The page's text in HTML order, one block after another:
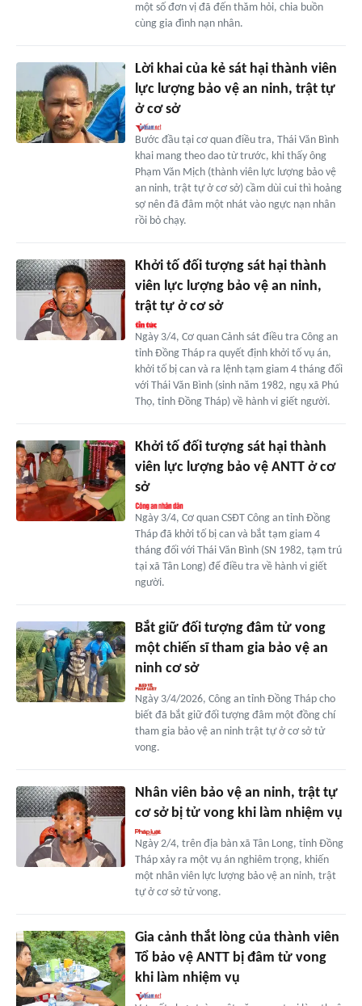
một số đơn vị đã đến thăm hỏi, chia buồn
cùng gia đình nạn nhân.
Lời khai của kẻ sát hại thành viên
lực lượng bảo vệ an ninh, trật tự
ở cơ sở
Bước đầu tại cơ quan điều tra, Thái Văn Bình
khai mang theo dao từ trước, khi thấy ông
Phạm Văn Mịch (thành viên lực lượng bảo vệ
an ninh, trật tự ở cơ sở) cầm dùi cui thì hoảng
sợ nên đã đâm một nhát vào ngực nạn nhân
rồi bỏ chạy.
Khởi tố đối tượng sát hại thành
viên lực lượng bảo vệ an ninh,
trật tự ở cơ sở
Ngày 3/4, Cơ quan Cảnh sát điều tra Công an
tỉnh Đồng Tháp ra quyết định khởi tố vụ án,
khởi tố bị can và ra lệnh tạm giam 4 tháng đối
với Thái Văn Bình (sinh năm 1982, ngụ xã Phú
Thọ, tỉnh Đồng Tháp) về hành vi giết người.
Khởi tố đối tượng sát hại thành
viên lực lượng bảo vệ ANTT ở cơ
sở
Ngày 3/4, Cơ quan CSĐT Công an tỉnh Đồng
Tháp đã khởi tố bị can và bắt tạm giam 4
tháng đối với Thái Văn Bình (SN 1982, tạm trú
tại xã Tân Long) để điều tra về hành vi giết
người.
Bắt giữ đối tượng đâm tử vong
một chiến sĩ tham gia bảo vệ an
ninh cơ sở
Ngày 3/4/2026, Công an tỉnh Đồng Tháp cho
biết đã bắt giữ đối tượng đâm một đồng chí
tham gia bảo vệ an ninh trật tự ở cơ sở tử
vong.
Nhân viên bảo vệ an ninh, trật tự
cơ sở bị tử vong khi làm nhiệm vụ
Ngày 2/4, trên địa bàn xã Tân Long, tỉnh Đồng
Tháp xảy ra một vụ án nghiêm trọng, khiến
một nhân viên lực lượng bảo vệ an ninh, trật
tự ở cơ sở tử vong.
Gia cảnh thắt lòng của thành viên
Tổ bảo vệ ANTT bị đâm tử vong
khi làm nhiệm vụ